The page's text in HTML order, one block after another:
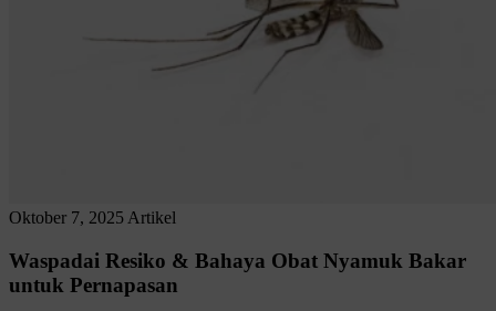
Oktober 7, 2025 Artikel
Waspadai Resiko & Bahaya Obat Nyamuk Bakar
untuk Pernapasan